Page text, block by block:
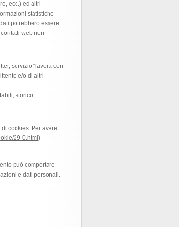
ecc.) ed altri
statistiche
potrebbero essere
web non
servizio “lavora con
e/o di altri
storico
cookies. Per avere
29-0.html )
può comportare
e dati personali.